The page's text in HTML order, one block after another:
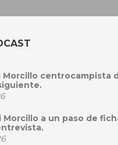
Morcillo centrocampista
Morcillo a un paso de